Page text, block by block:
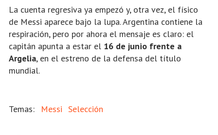
La cuenta regresiva ya empezó y, otra vez, el físico
de Messi aparece bajo la lupa. Argentina contiene la
respiración, pero por ahora el mensaje es claro: el
capitán apunta a estar el 16 de junio frente a
Argelia, en el estreno de la defensa del título
mundial.
Messi Selección